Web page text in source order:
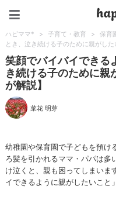
ハピママ* > 子育て・教育 > 保育
とき、泣き続ける子のために親がし
笑顔でバイバイできる
き続ける子のために親
が解説】
菜花 明芽
幼稚園や保育園で子どもを預け
ろ髪を引かれるママ・パパは多
け泣くと、親も困ってしまいま
イできるように親がしたいこと